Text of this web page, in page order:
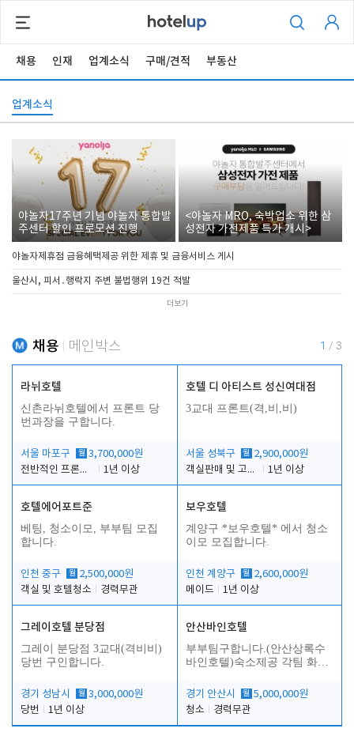
채용 인재 업계소식 구매/견적 부동산
업계소식
야놀자17주년 기념 야놀자 통합발
주센터 할인 프로모션 진행
<야놀자 MRO, 숙박업소 위한 삼
성전자 가전제품 특가 개시>
야놀자제휴점 금융혜택제공 위한 제휴 및 금융서비스 게시
울산시, 피서․행락지 주변 불법행위 19건 적발
더보기
채용 메인박스 1 / 3
라뉘호텔
신촌라뉘호텔에서 프론트 당
번과장을 구합니다.
서울 마포구 월 3,700,000원
전반적인 프론트 당번업무
1년 이상
호텔 디 아티스트 성신여대점
3교대 프론트(격,비,비)
서울 성북구 월 2,900,000원
객실판매 및 고객응대
1년 이상
호텔에어포트준
베팅, 청소이모, 부부팀 모집
합니다.
인천 중구 월 2,500,000원
객실 및 호텔청소
경력무관
보우호텔
계양구 *보우호텔* 에서 청소
이모 모집합니다.
인천 계양구 월 2,600,000원
메이드
1년 이상
그레이호텔 분당점
그레이 분당점 3교대(격비비)
당번 구인합니다.
경기 성남시 월 3,000,000원
당번
1년 이상
안산바인호텔
부부팀구합니다.(안산상록수
바인호텔)숙소제공 각팀 화장
경기 안산시
월 5,000,000원
청소
경력무관